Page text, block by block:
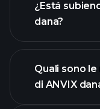
gráfico
¿Está
dana?
Quali sono
di ANVIX